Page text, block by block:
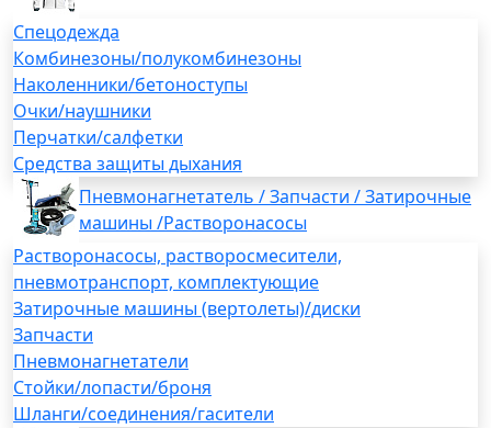
Спецодежда
Комбинезоны/полукомбинезоны
Наколенники/бетоноступы
Очки/наушники
Перчатки/салфетки
Средства защиты дыхания
Пневмонагнетатель / Запчасти / Затирочные
машины /Растворонасосы
Растворонасосы, растворосмесители,
пневмотранспорт, комплектующие
Затирочные машины (вертолеты)/диски
Запчасти
Пневмонагнетатели
Стойки/лопасти/броня
Шланги/соединения/гасители